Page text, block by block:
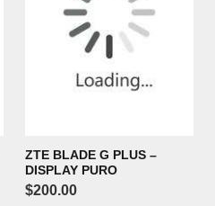
ZTE BLADE G PLUS –
DISPLAY PURO
$200.00